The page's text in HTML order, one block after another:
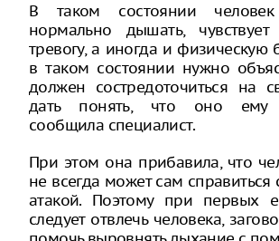
В таком состоянии
нормально дышать,
тревогу, а иногда и физическую
в таком состоянии нужно
должен состредоточиться на
дать понять, что оно ему
сообщила специалист.
При этом она прибавила, что
не всегда может сам справиться
атакой. Поэтому при первых
следует отвлечь человека,